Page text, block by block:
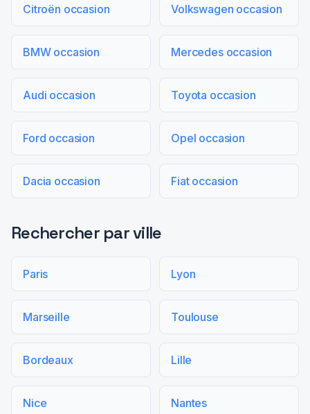
Citroën occasion Volkswagen occasion
BMW occasion Mercedes occasion
Audi occasion Toyota occasion
Ford occasion Opel occasion
Dacia occasion Fiat occasion
Rechercher par ville
Paris Lyon
Marseille Toulouse
Bordeaux Lille
Nice Nantes